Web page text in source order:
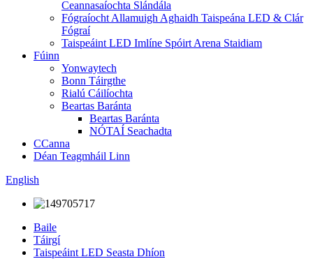
Ceannasaíochta Slándála
Fógraíocht Allamuigh Aghaidh Taispeána LED & Clár
Fógraí
Taispeáint LED Imlíne Spóirt Arena Staidiam
Fúinn
Yonwaytech
Bonn Táirgthe
Rialú Cáilíochta
Beartas Baránta
Beartas Baránta
NÓTAÍ Seachadta
CCanna
Déan Teagmháil Linn
English
Baile
Táirgí
Taispeáint LED Seasta Dhíon